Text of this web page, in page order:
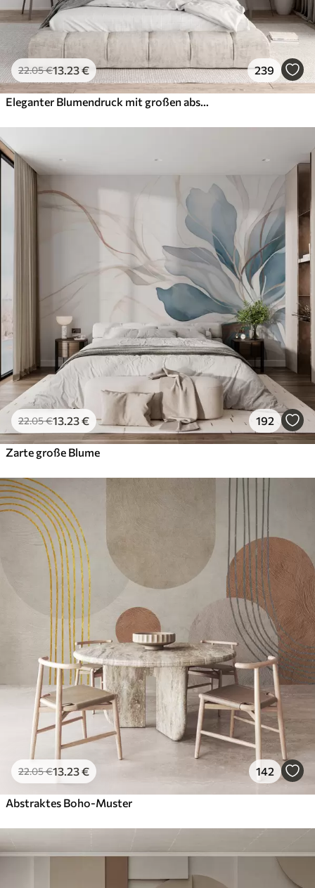
22.05€13 .23€ 239
22.05€13 .23€ 192
Zarte große Blume
22.05€13 .23€ 142
Abstraktes Boho-Muster